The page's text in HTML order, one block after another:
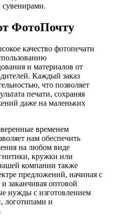
ФотоПочту
качество фотопечати
и материалов от
Каждый заказ
что позволяет
печати, сохраняя
даже на маленьких
временем
нам обеспечить
на любом виде
кружки или
компании также
предложений, начиная с
заканчивая оптовой
нужды с изготовлением
логотипами и